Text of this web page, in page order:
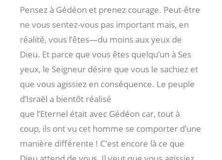
Pensez à Gédéon et prenez courage. Peut-être
ne vous sentez-vous pas important mais, en
réalité, vous l’êtes—du moins aux yeux de
Dieu. Et parce que vous êtes quelqu’un à Ses
yeux, le Seigneur désire que vous le sachiez et
que vous agissiez en conséquence. Le peuple
d’Israël a bientôt réalisé
que l’Eternel était avec Gédéon car, tout à
coup, ils ont vu cet homme se comporter d’une
manière différente ! C’est encore là ce que